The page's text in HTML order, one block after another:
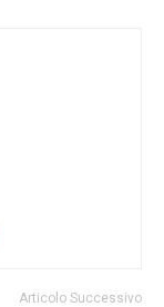
Articolo Successivo